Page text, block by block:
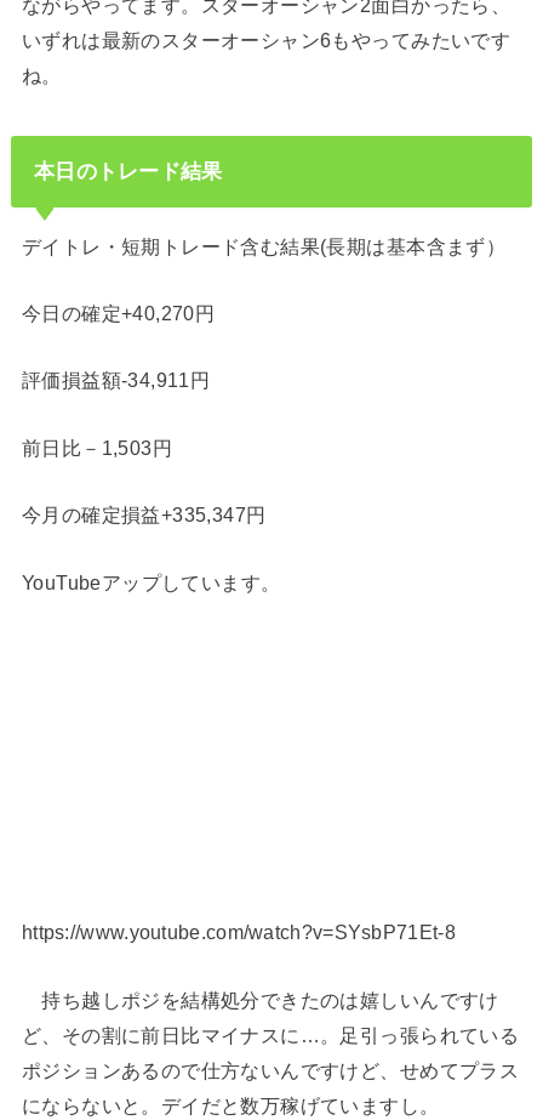
ながらやってます。スターオーシャン2面白かったら、
いずれは最新のスターオーシャン6もやってみたいです
ね。
本日のトレード結果
デイトレ・短期トレード含む結果(長期は基本含まず）
今日の確定+40,270円
評価損益額-34,911円
前日比－1,503円
今月の確定損益+335,347円
YouTubeアップしています。
https://www.youtube.com/watch?v=SYsbP71Et-8
持ち越しポジを結構処分できたのは嬉しいんですけ
ど、その割に前日比マイナスに…。足引っ張られている
ポジションあるので仕方ないんですけど、せめてプラス
にならないと。デイだと数万稼げていますし。